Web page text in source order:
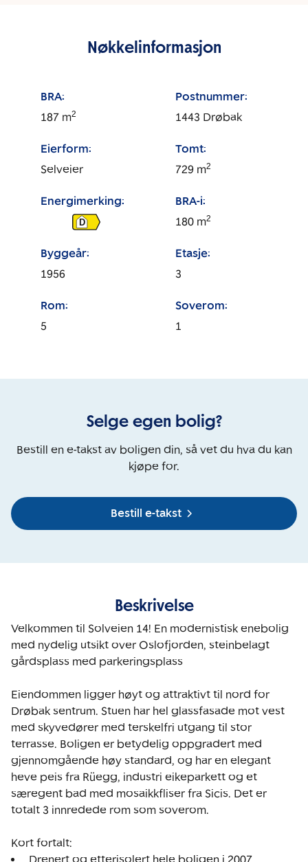
Nøkkelinformasjon
BRA:
187 m2
Postnummer:
1443 Drøbak
Eierform:
Selveier
Tomt:
729 m2
Energimerking:
D
BRA-i:
180 m2
Byggeår:
1956
Etasje:
3
Rom:
5
Soverom:
1
Selge egen bolig?
Bestill en e-takst av boligen din, så vet du hva du kan
kjøpe for.
Bestill e-takst
Beskrivelse
Velkommen til Solveien 14! En modernistisk enebolig
med nydelig utsikt over Oslofjorden, steinbelagt
gårdsplass med parkeringsplass
Eiendommen ligger høyt og attraktivt til nord for
Drøbak sentrum. Stuen har hel glassfasade mot vest
med skyvedører med terskelfri utgang til stor
terrasse. Boligen er betydelig oppgradert med
gjennomgående høy standard, og har en elegant
heve peis fra Rüegg, industri eikeparkett og et
særegent bad med mosaikkfliser fra Sicis. Det er
totalt 3 innredede rom som soverom.